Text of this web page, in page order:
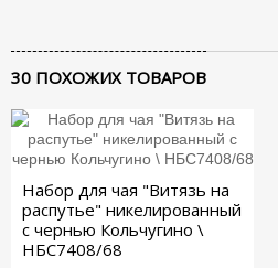
30 ПОХОЖИХ ТОВАРОВ
Набор для чая "Витязь на
распутье" никелированный
с чернью Кольчугино \
НБС7408/68